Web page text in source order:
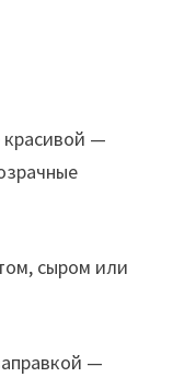
красивой —
сыром или
—